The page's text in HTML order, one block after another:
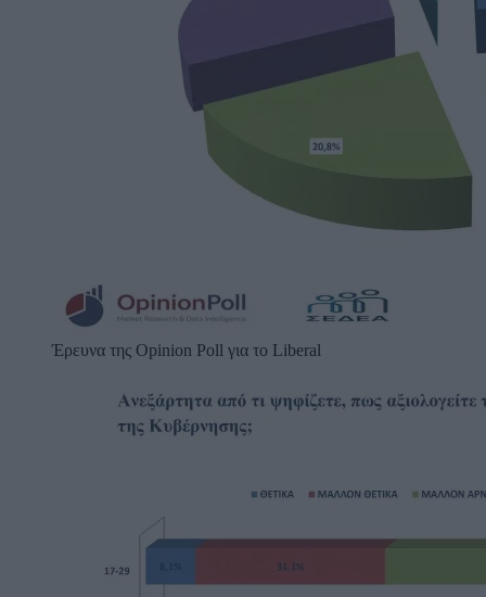
Έρευνα της Opinion Poll για το Liberal